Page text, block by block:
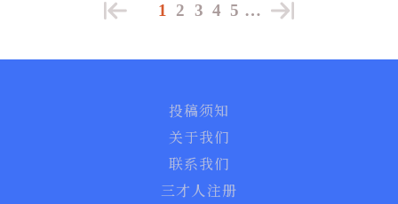
1 2 3 4 5 …
投稿须知
关于我们
联系我们
三才人注册